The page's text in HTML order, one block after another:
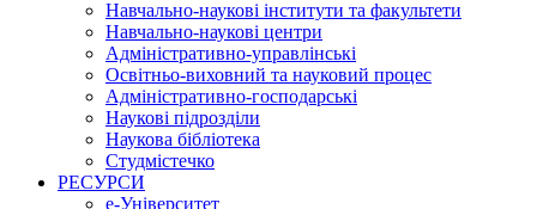
Навчально-наукові інститути та факультети
Навчально-наукові центри
Адміністративно-управлінські
Освітньо-виховний та науковий процес
Адміністративно-господарські
Наукові підрозділи
Наукова бібліотека
Студмістечко
РЕСУРСИ
е-Університет